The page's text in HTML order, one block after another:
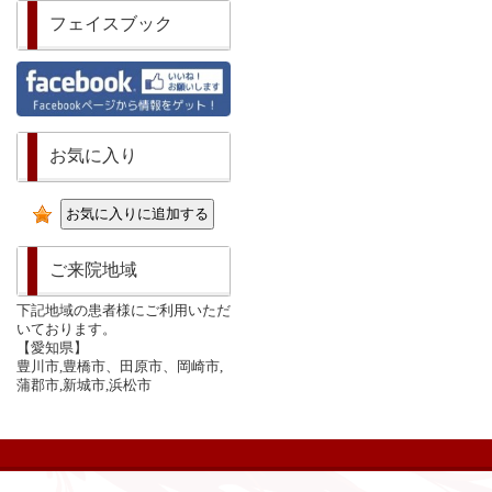
フェイスブック
お気に入り
ご来院地域
下記地域の患者様にご利用いただ
いております。
【愛知県】
豊川市,豊橋市、田原市、岡崎市,
蒲郡市,新城市,浜松市